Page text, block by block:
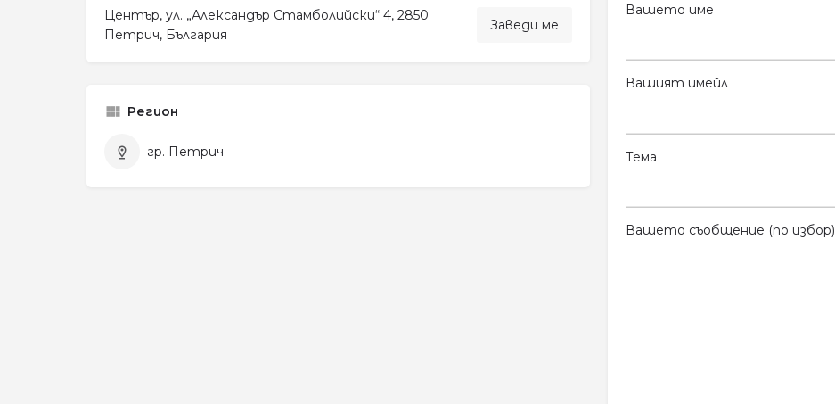
Център, ул. „Александър Стамболийски“ 4, 2850
Петрич, България
Заведи ме
Регион
гр. Петрич
Вашето име
Вашият имейл
Тема
Вашето съобщение (по избор)